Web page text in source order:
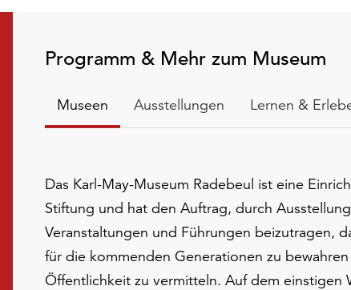
Programm & Mehr zum Museum
Museen Ausstellungen Lernen &
Das Karl-May-Museum Radebeul ist eine
Stiftung und hat den Auftrag, durch
Veranstaltungen und Führungen beizutragen,
für die kommenden Generationen zu
Öffentlichkeit zu vermitteln. Auf dem einstigen